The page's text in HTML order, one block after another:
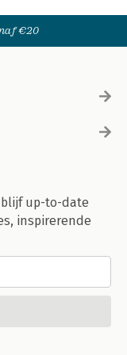
€20
up-to-date
inspirerende